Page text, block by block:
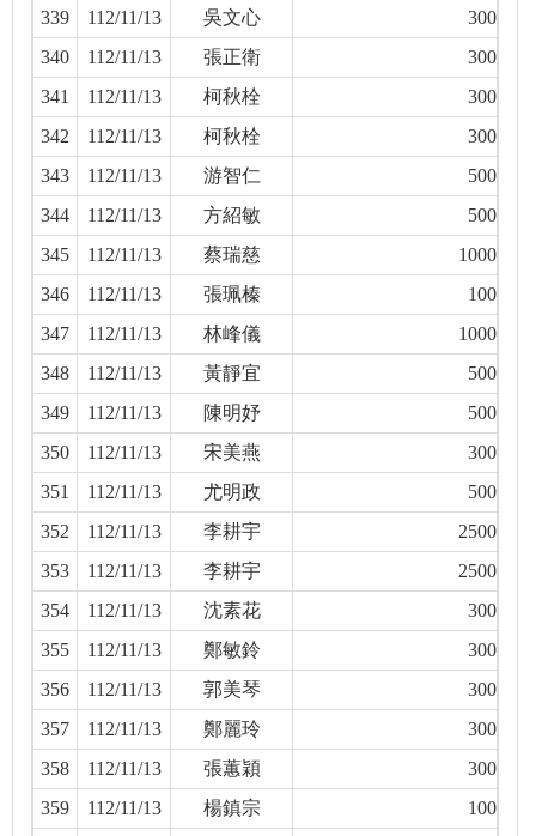
339
112/11/13 吳文心
300
340
112/11/13 張正衛
300
341
112/11/13 柯秋栓
300
342
112/11/13 柯秋栓
300
343
112/11/13 游智仁
500
344
112/11/13 方紹敏
500
345
112/11/13 蔡瑞慈
1000
346
112/11/13 張珮榛
100
347
112/11/13 林峰儀
1000
348
112/11/13 黃靜宜
500
349
112/11/13 陳明妤
500
350
112/11/13 宋美燕
300
351
112/11/13 尤明政
500
352
112/11/13 李耕宇
2500
353
112/11/13 李耕宇
2500
354
112/11/13 沈素花
300
355
112/11/13 鄭敏鈴
300
356
112/11/13 郭美琴
300
357
112/11/13 鄭麗玲
300
358
112/11/13 張蕙穎
300
359
112/11/13 楊鎮宗
100